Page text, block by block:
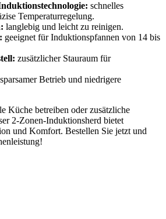
schnelles
Temperaturregelung.
langlebig und leicht zu reinigen.
geeignet für Induktionspfannen von 14 bis
zusätzlicher Stauraum für
sparsamer Betrieb und niedrigere
Küche betreiben oder zusätzliche
2-Zonen-Induktionsherd bietet
und Komfort. Bestellen Sie jetzt und